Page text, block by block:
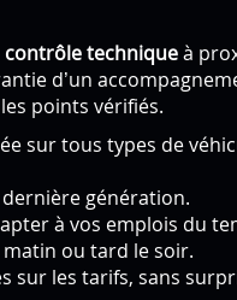
contrôle techniqueà
d’un
points vérifiés.
sur tous types de
génération.
à vos emplois du
ou tard le soir.
les tarifs, sans